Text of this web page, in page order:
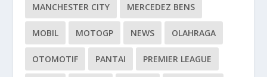
MANCHESTER CITY MERCEDEZ BENS
MOBIL MOTOGP NEWS OLAHRAGA
OTOMOTIF PANTAI PREMIER LEAGUE